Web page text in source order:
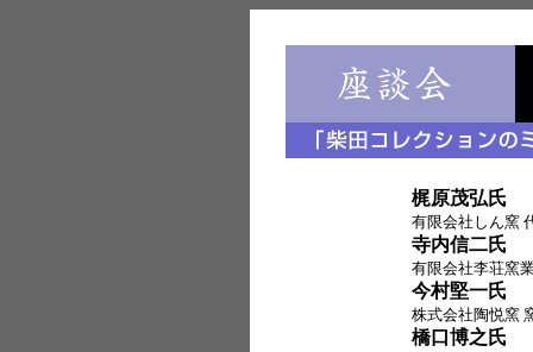
梶原茂弘氏
有限会社しん窯
寺内信二氏
有限会社李荘窯
今村堅一氏
株式会社陶悦窯
橋口博之氏